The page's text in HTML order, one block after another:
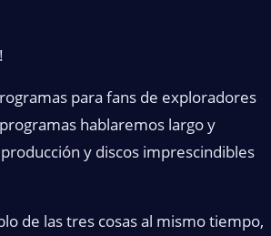
para fans de exploradores
hablaremos largo y
y discos imprescindibles
de las tres cosas al mismo tiempo,